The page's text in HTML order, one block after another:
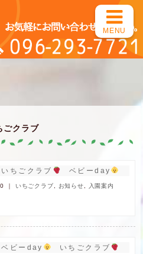
ごクラブ
ちごクラブ ベビーday
｜ いちごクラブ お知らせ 入園案内
ビーday いちごクラブ
MENU